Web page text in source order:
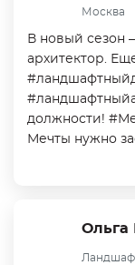
Москва
В новый сезон
архитектор.
должности!
Мечты нужно
Ольга